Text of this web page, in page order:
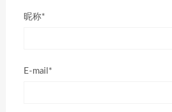
昵称*
E-mail*